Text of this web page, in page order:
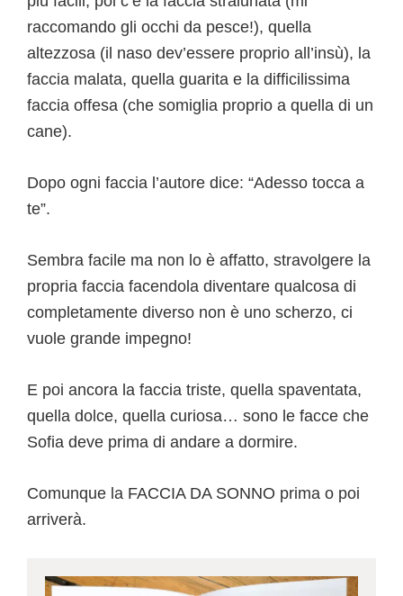
raccomando gli occhi da pesce!), quella
altezzosa (il naso dev’essere proprio all’insù), la
faccia malata, quella guarita e la difficilissima
faccia offesa (che somiglia proprio a quella di un
cane).
Dopo ogni faccia l’autore dice: “Adesso tocca a
te”.
Sembra facile ma non lo è affatto, stravolgere la
propria faccia facendola diventare qualcosa di
completamente diverso non è uno scherzo, ci
vuole grande impegno!
E poi ancora la faccia triste, quella spaventata,
quella dolce, quella curiosa… sono le facce che
Sofia deve prima di andare a dormire.
Comunque la FACCIA DA SONNO prima o poi
arriverà.